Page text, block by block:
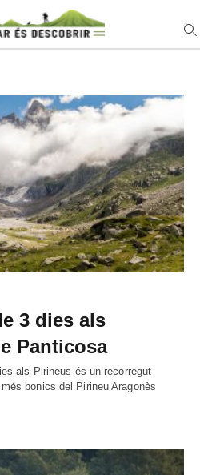
3 dies als
Panticosa
als Pirineus és un recorregut
bonics del Pirineu Aragonès